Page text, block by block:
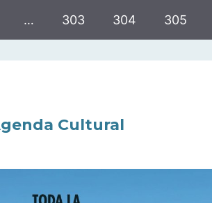
… 303 304 305
Cultural